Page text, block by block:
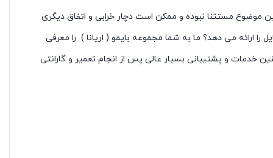
موضوع مستثنا نبوده و ممکن است دچار خرابی و اتفاق دیگری
ارائه می دهد؟ ما به شما مجموعه بایمو ( اریانا ) را معرفی
خدمات و پشتیبانی بسیار عالی پس از انجام تعمیر و گارانتی